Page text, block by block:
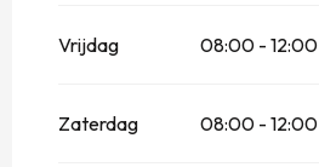
Vrijdag 08:00 - 12:00
Zaterdag 08:00 - 12:00